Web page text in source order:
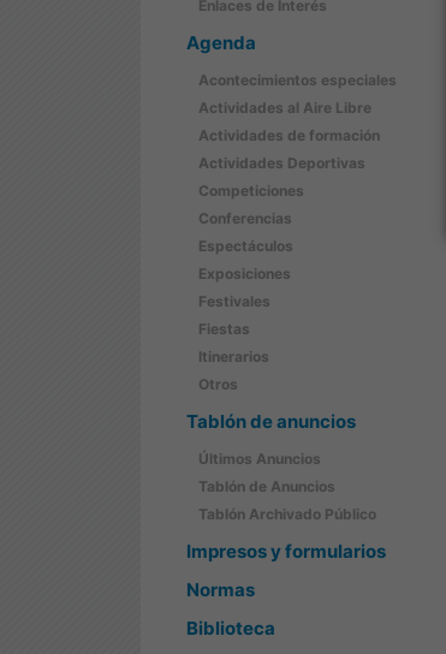
Enlaces de Interés
Agenda
Acontecimientos especiales
Actividades al Aire Libre
Actividades de formación
Actividades Deportivas
Competiciones
Conferencias
Espectáculos
Exposiciones
Festivales
Fiestas
Itinerarios
Otros
Tablón de anuncios
Últimos Anuncios
Tablón de Anuncios
Tablón Archivado Público
Impresos y formularios
Normas
Biblioteca